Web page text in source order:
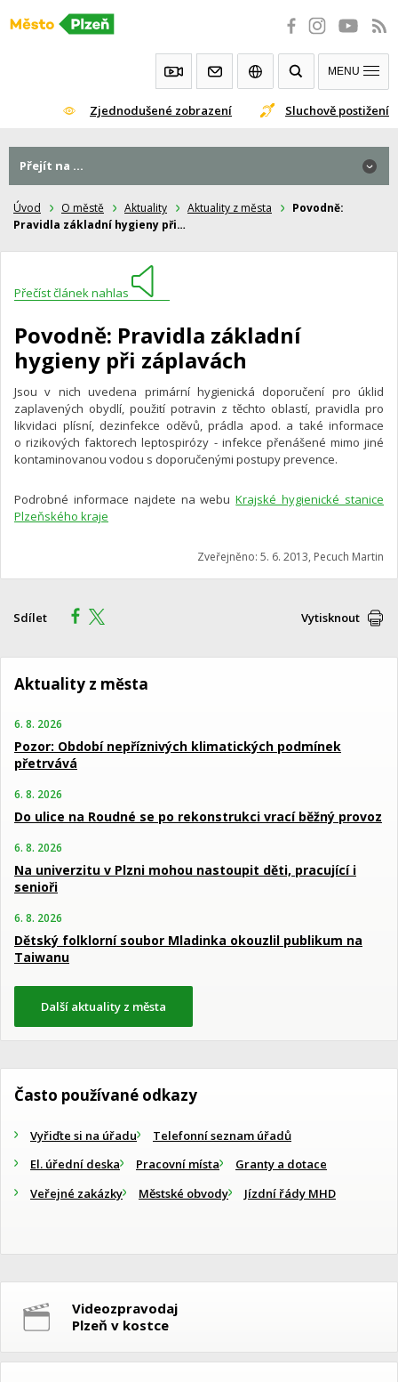
Přeskočit
Zjednodušené zobrazení Sluchově postižení
MENU
Úvod O městě Aktuality Aktuality z města
Povodně:
Pravidla základní hygieny při…
Přečíst článek nahlas
Povodně: Pravidla základní
hygieny při záplavách
Jsou v nich uvedena primární hygienická doporučení pro úklid
zaplavených obydlí, použití potravin z těchto oblastí, pravidla pro
likvidaci plísní, dezinfekce oděvů, prádla apod. a také informace
o rizikových faktorech leptospirózy - infekce přenášené mimo jiné
kontaminovanou vodou s doporučenými postupy prevence.
Podrobné informace najdete na webuKrajské hygienické stanice
Plzeňského kraje
Zveřejněno: 5. 6. 2013, Pecuch Martin
Sdílet Vytisknout
Přejít na ...
Aktuality z města
6. 8. 2026
Pozor: Období nepříznivých klimatických podmínek
přetrvává
6. 8. 2026
Do ulice na Roudné se po rekonstrukci vrací běžný provoz
6. 8. 2026
Na univerzitu v Plzni mohou nastoupit děti, pracující i
senioři
6. 8. 2026
Dětský folklorní soubor Mladinka okouzlil publikum na
Taiwanu
Další aktuality z města
Často používané odkazy
Vyřiďte si na úřadu
Telefonní seznam úřadů
El. úřední deska
Pracovní místa
Granty a dotace
Veřejné zakázky
Městské obvody Jízdní řády MHD
Videozpravodaj
Plzeň v kostce